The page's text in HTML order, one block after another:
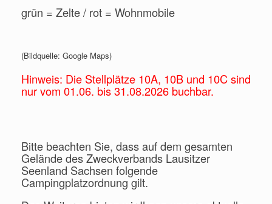
grün = Zelte / rot = Wohnmobile
(Bildquelle: Google Maps)
Hinweis: Die Stellplätze 10A, 10B und 10C sind
nur vom 01.06. bis 31.08.2026 buchbar.
Bitte beachten Sie, dass auf dem gesamten
Gelände des Zweckverbands Lausitzer
Seenland Sachsen folgende
Campingplatzordnung gilt.